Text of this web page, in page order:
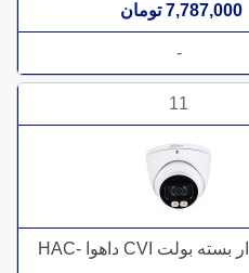
7,787,000 تومان
-
11
دوربین مدار بسته بولت CVI داهوا HAC-